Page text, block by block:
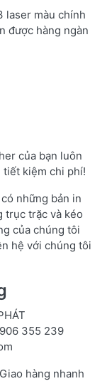
laser màu chính
được hàng ngàn
của bạn luôn
tiết kiệm chi phí!
những bản in
trục trặc và kéo
của chúng tôi
hệ với chúng tôi
355 239
hàng nhanh